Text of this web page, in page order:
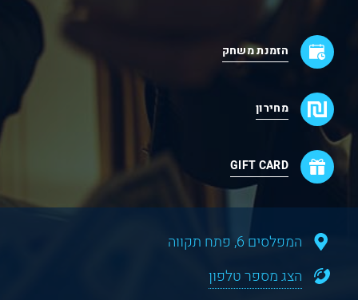
הזמנת משחק
מחירון
GIFT CARD
המפלסים 6, פתח תקווה
הצג מספר טלפון